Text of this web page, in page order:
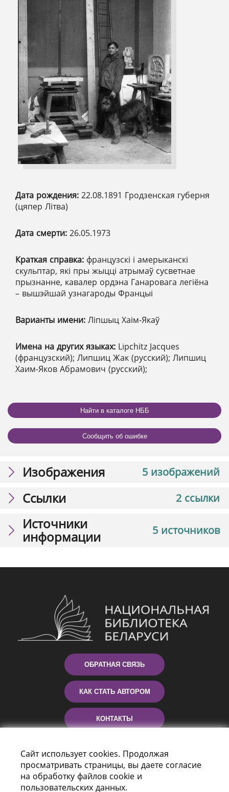
Дата рождения: 22.08.1891 Гродзенская губерня
(цяпер Літва)
Дата смерти: 26.05.1973
Краткая справка: французскі і амерыканскі
скульптар, які пры жыцці атрымаў сусветнае
прызнанне, кавалер ордэна Ганаровага легіёна
– вышэйшай узнагароды Францыі
Варианты имени: Ліпшыц Хаім-Якаў
Имена на других языках: Lipchitz Jacques
(французский); Липшиц Жак (русский); Липшиц
Хаим-Яков Абрамович (русский);
Найти в каталоге НББ
Сообщить об ошибке
5 изображений
Изображения
2 ссылки
Ссылки
5 источников
Источники
информации
ОБРАТНАЯ СВЯЗЬ
КАК СТАТЬ АВТОРОМ
КОНТАКТЫ
Сайт использует cookies. Продолжая
просматривать страницы, вы даете согласие
на обработку файлов cookie и
пользовательских данных.